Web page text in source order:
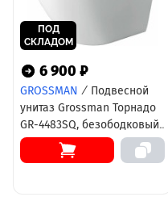
ПОД
СКЛАДОМ
6 900 ₽
GROSSMAN / Подвесной
унитаз Grossman Торнадо
GR-4483SQ, безободковый,
крышка-сиденье
микролифт, белый